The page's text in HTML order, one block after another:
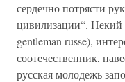
сердечно потрясти
цивилизации“. Некий
gentleman russe),
соотечественник,
русская молодежь